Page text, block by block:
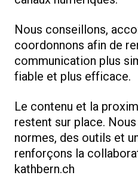
Nous conseillons,
coordonnons afin de
communication plus
fiable et plus efficace.
Le contenu et la
restent sur place.
normes, des outils et
renforçons la
kathbern.ch